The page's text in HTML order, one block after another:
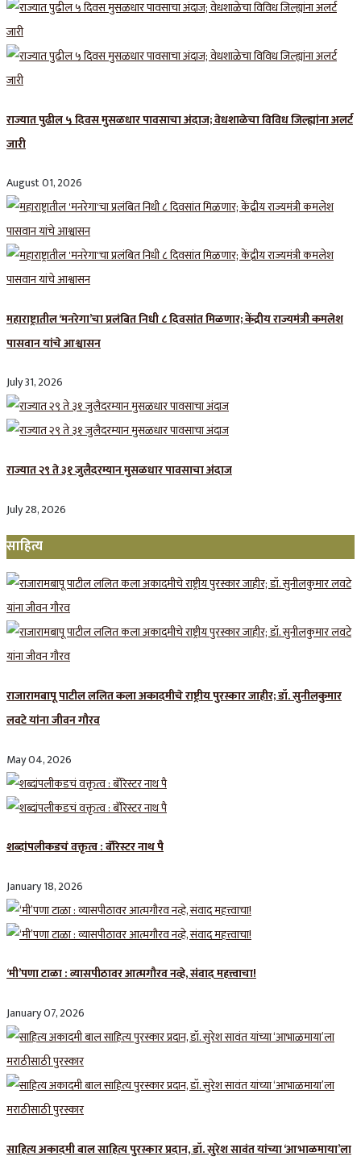
राज्यात पुढील ५ दिवस मुसळधार पावसाचा अंदाज; वेधशाळेचा विविध जिल्ह्यांना अलर्ट
जारी
August 01, 2026
महाराष्ट्रातील ‘मनरेगा’चा प्रलंबित निधी ८ दिवसांत मिळणार; केंद्रीय राज्यमंत्री कमलेश
पासवान यांचे आश्वासन
July 31, 2026
राज्यात २९ ते ३१ जुलैदरम्यान मुसळधार पावसाचा अंदाज
July 28, 2026
साहित्य
राजारामबापू पाटील ललित कला अकादमीचे राष्ट्रीय पुरस्कार जाहीर; डॉ. सुनीलकुमार
लवटे यांना जीवन गौरव
May 04, 2026
शब्दांपलीकडचं वक्तृत्व : बॅरिस्टर नाथ पै
January 18, 2026
‘मी’पणा टाळा : व्यासपीठावर आत्मगौरव नव्हे, संवाद महत्त्वाचा!
January 07, 2026
साहित्य अकादमी बाल साहित्य पुरस्कार प्रदान, डॉ. सुरेश सावंत यांच्या ‘आभाळमाया’ला